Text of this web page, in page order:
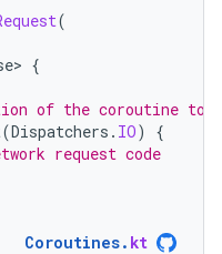
(
{
of the coroutine to
(Dispatchers . IO)
{
request code
Coroutines. kt